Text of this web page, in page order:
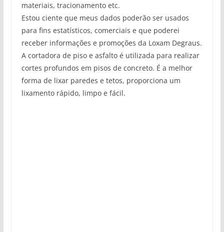
materiais, tracionamento etc.
Estou ciente que meus dados poderão ser usados
para fins estatísticos, comerciais e que poderei
receber informações e promoções da Loxam Degraus.
A cortadora de piso e asfalto é utilizada para realizar
cortes profundos em pisos de concreto. É a melhor
forma de lixar paredes e tetos, proporciona um
lixamento rápido, limpo e fácil.